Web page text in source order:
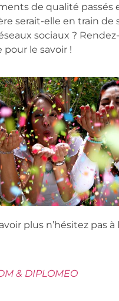
de qualité passés
serait-elle en train de
sociaux ?
pour le savoir !
plus n’hésitez pas
& DIPLOMEO